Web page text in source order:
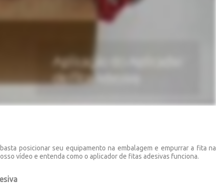
posicionar seu equipamento na embalagem e empurrar a fita na
vídeo e entenda como o aplicador de fitas adesivas funciona.